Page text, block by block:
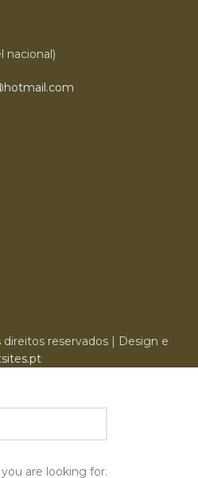
nacional)
direitos reservados | Design e
are looking for.